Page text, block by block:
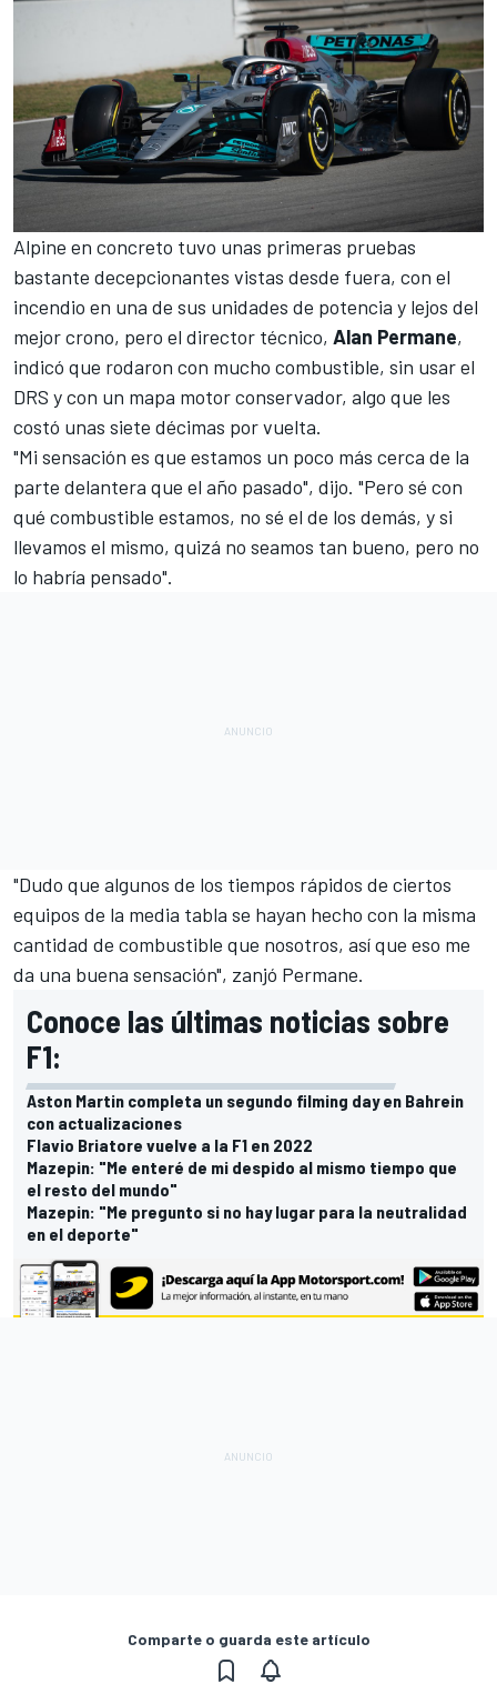
Alpine en concreto tuvo unas primeras pruebas
bastante decepcionantes vistas desde fuera, con el
incendio en una de sus unidades de potencia y lejos del
mejor crono, pero el director técnico, Alan Permane,
indicó que rodaron con mucho combustible, sin usar el
DRS y con un mapa motor conservador, algo que les
costó unas siete décimas por vuelta.
"Mi sensación es que estamos un poco más cerca de la
parte delantera que el año pasado", dijo. "Pero sé con
qué combustible estamos, no sé el de los demás, y si
llevamos el mismo, quizá no seamos tan bueno, pero no
lo habría pensado".
"Dudo que algunos de los tiempos rápidos de ciertos
equipos de la media tabla se hayan hecho con la misma
cantidad de combustible que nosotros, así que eso me
da una buena sensación", zanjó Permane.
Conoce las últimas noticias sobre
F1:
Aston Martin completa un segundo filming day en Bahrein
con actualizaciones
Flavio Briatore vuelve a la F1 en 2022
Mazepin: "Me enteré de mi despido al mismo tiempo que
el resto del mundo"
Mazepin: "Me pregunto si no hay lugar para la neutralidad
en el deporte"
Comparte o guarda este artículo